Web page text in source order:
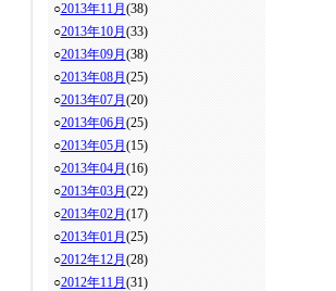
○2013年11月 (38)
○2013年10月 (33)
○2013年09月 (38)
○2013年08月 (25)
○2013年07月 (20)
○2013年06月 (25)
○2013年05月 (15)
○2013年04月 (16)
○2013年03月 (22)
○2013年02月 (17)
○2013年01月 (25)
○2012年12月 (28)
○2012年11月 (31)